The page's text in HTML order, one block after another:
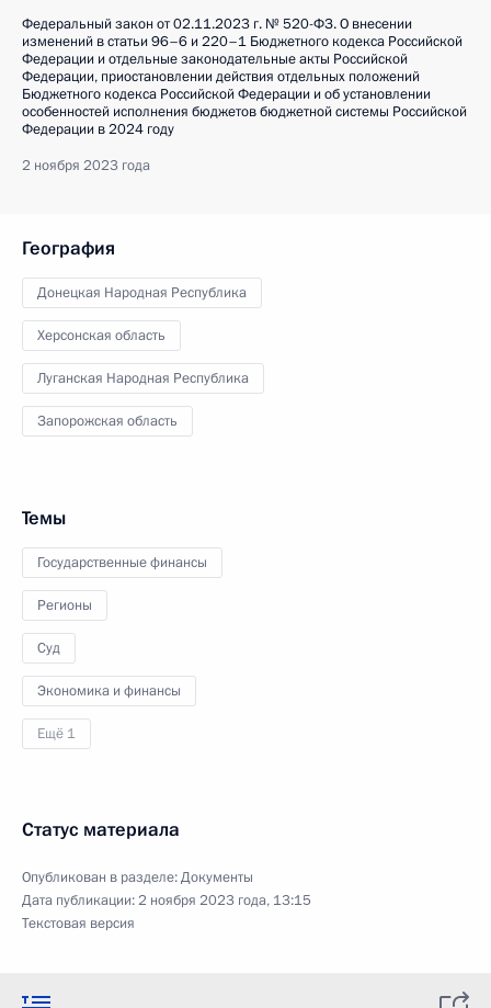
Федеральный закон от 02.11.2023 г. № 520-ФЗ. О внесении
изменений в статьи 96–6 и 220–1 Бюджетного кодекса Российской
Федерации и отдельные законодательные акты Российской
Федерации, приостановлении действия отдельных положений
Бюджетного кодекса Российской Федерации и об установлении
особенностей исполнения бюджетов бюджетной системы Российской
Федерации в 2024 году
2 ноября 2023 года
География
Донецкая Народная Республика
Херсонская область
Луганская Народная Республика
Запорожская область
Темы
Государственные финансы
Регионы
Суд
Экономика и финансы
Ещё 1
Статус материала
Опубликован в разделе:Документы
Дата публикации:2 ноября 2023 года, 13:15
Текстовая версия